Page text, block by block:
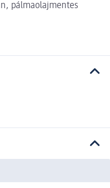
pálmaolajmentes